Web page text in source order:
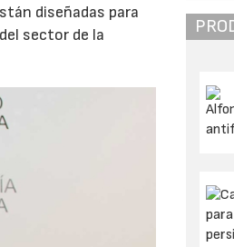
diseñadas para
sector de la